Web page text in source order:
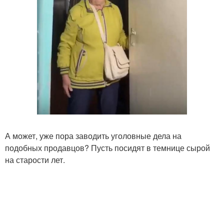
А может, уже пора заводить уголовные дела на
подобных продавцов? Пусть посидят в темнице сырой
на старости лет.